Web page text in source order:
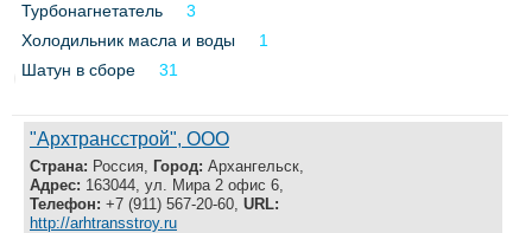
Турбонагнетатель
3
Холодильник масла и воды
1
Шатун в сборе
31
"Архтрансстрой", ООО
Страна: Россия, Город: Архангельск,
Адрес: 163044, ул. Мира 2 офис 6,
Телефон: +7 (911) 567-20-60, URL:
http://arhtransstroy.ru